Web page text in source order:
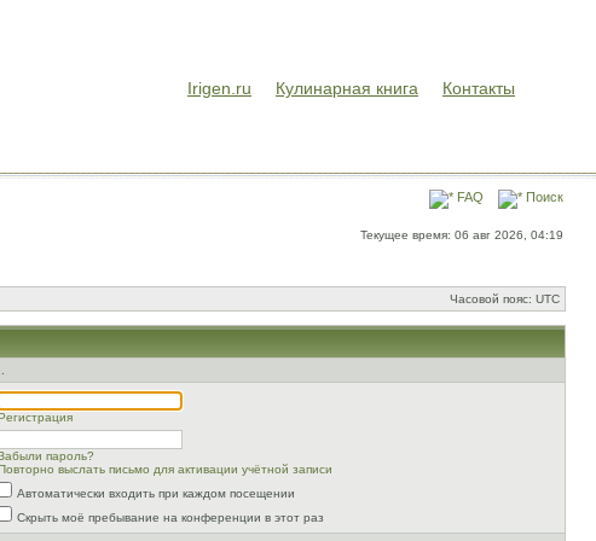
Irigen.ru Кулинарная книга Контакты
FAQ Поиск
Текущее время: 06 авг 2026, 04:19
Часовой пояс: UTC
пароль?
выслать письмо для активации учётной записи
Автоматически входить при каждом посещении
Скрыть моё пребывание на конференции в этот раз